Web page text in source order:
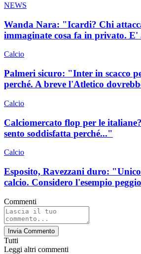
NEWS
Wanda Nara: "Icardi? Chi
immaginate cosa fa in privato. E'
Calcio
Palmeri sicuro: "Inter in scacco
perché. A breve l'Atletico
Calcio
Calciomercato flop per le
sento soddisfatta perché..."
Calcio
Esposito, Ravezzani duro:
calcio. Considero l'esempio
Commenti
Invia Commento
Tutti
Leggi altri commenti